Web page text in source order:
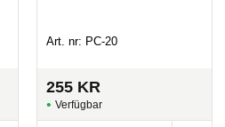
Art. nr: PC-20
255 KR